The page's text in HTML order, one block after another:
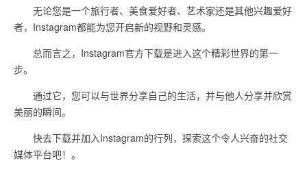
无论您是一个旅行者、美食爱好者、艺术家还是其他兴趣爱好
者，Instagram都能为您开启新的视野和灵感。
总而言之，Instagram官方下载是进入这个精彩世界的第一
步。
通过它，您可以与世界分享自己的生活，并与他人分享并欣赏
美丽的瞬间。
快去下载并加入Instagram的行列，探索这个令人兴奋的社交
媒体平台吧！。